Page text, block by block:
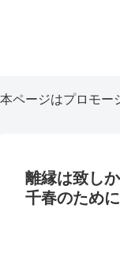
本ページはプロモー
離縁は致し
千春のため